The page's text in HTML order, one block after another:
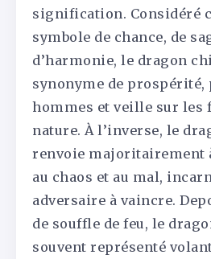
signification. Considéré
symbole de chance, de
d’harmonie, le dragon
synonyme de prospérité,
hommes et veille sur les
nature. À l’inverse, le
renvoie majoritairement
au chaos et au mal,
adversaire à vaincre.
de souffle de feu, le
souvent représenté